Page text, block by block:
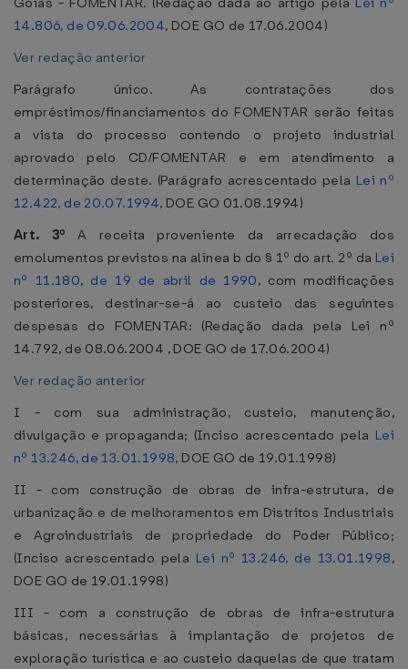
14.806, de 09.06.2004, DOE GO de 17.06.2004)
Ver redação anterior
Parágrafo único. As contratações dos
empréstimos/financiamentos do FOMENTAR serão feitas
a vista do processo contendo o projeto industrial
aprovado pelo CD/FOMENTAR e em atendimento a
determinação deste. (Parágrafo acrescentado pela Lei nº
12.422, de 20.07.1994, DOE GO 01.08.1994)
Art. 3º A receita proveniente da arrecadação dos
emolumentos previstos na alínea b do § 1º do art. 2º da Lei
nº 11.180, de 19 de abril de 1990, com modificações
posteriores, destinar-se-á ao custeio das seguintes
despesas do FOMENTAR: (Redação dada pela Lei nº
14.792, de 08.06.2004 , DOE GO de 17.06.2004)
Ver redação anterior
I - com sua administração, custeio, manutenção,
divulgação e propaganda; (Inciso acrescentado pela Lei
nº 13.246, de 13.01.1998, DOE GO de 19.01.1998)
II - com construção de obras de infra-estrutura, de
urbanização e de melhoramentos em Distritos Industriais
e Agroindustriais de propriedade do Poder Público;
(Inciso acrescentado pela Lei nº 13.246, de 13.01.1998,
DOE GO de 19.01.1998)
III - com a construção de obras de infra-estrutura
básicas, necessárias à implantação de projetos de
exploração turística e ao custeio daquelas de que tratam